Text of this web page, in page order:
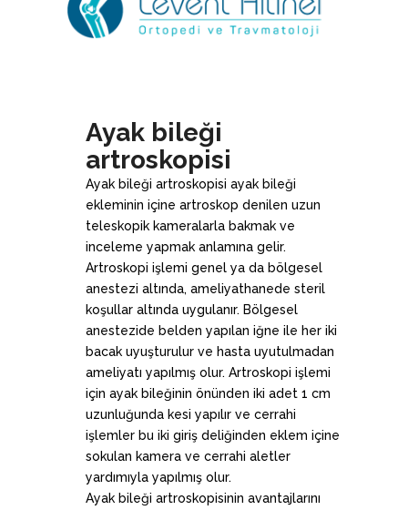
Ayak bileği
artroskopisi
Ayak bileği artroskopisi ayak bileği
ekleminin içine artroskop denilen uzun
teleskopik kameralarla bakmak ve
inceleme yapmak anlamına gelir.
Artroskopi işlemi genel ya da bölgesel
anestezi altında, ameliyathanede steril
koşullar altında uygulanır. Bölgesel
anestezide belden yapılan iğne ile her iki
bacak uyuşturulur ve hasta uyutulmadan
ameliyatı yapılmış olur. Artroskopi işlemi
için ayak bileğinin önünden iki adet 1 cm
uzunluğunda kesi yapılır ve cerrahi
işlemler bu iki giriş deliğinden eklem içine
sokulan kamera ve cerrahi aletler
yardımıyla yapılmış olur.
Ayak bileği artroskopisinin avantajlarını